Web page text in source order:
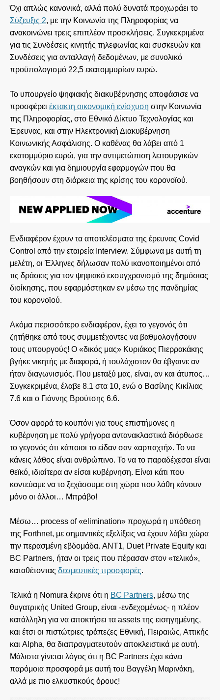
Όχι απλώς κανονικά, αλλά πολύ δυνατά προχωράει το
Σύζευξις 2, με την Κοινωνία της Πληροφορίας να
ανακοινώνει τρεις επιπλέον προσκλήσεις. Συγκεκριμένα
για τις Συνδέσεις κινητής τηλεφωνίας και συσκευών και
Συνδέσεις για ανταλλαγή δεδομένων, με συνολικό
προϋπολογισμό 22,5 εκατομμυρίων ευρώ.
Το υπουργείο ψηφιακής διακυβέρνησης αποφάσισε να
προσφέρει έκτακτη οικονομική ενίσχυση στην Κοινωνία
της Πληροφορίας, στο Εθνικό Δίκτυο Τεχνολογίας και
Έρευνας, και στην Ηλεκτρονική Διακυβέρνηση
Κοινωνικής Ασφάλισης. Ο καθένας θα λάβει από 1
εκατομμύριο ευρώ, για την αντιμετώπιση λειτουργικών
αναγκών και για δημιουργία εφαρμογών που θα
βοηθήσουν στη διάρκεια της κρίσης του κορονοϊού.
Ενδιαφέρον έχουν τα αποτελέσματα της έρευνας Covid
Control από την εταιρεία Interview. Σύμφωνα με αυτή τη
μελέτη, οι Έλληνες δήλωσαν πολύ ικανοποιημένοι από
τις δράσεις για τον ψηφιακό εκσυγχρονισμό της δημόσιας
διοίκησης, που εφαρμόστηκαν εν μέσω της πανδημίας
του κορονοϊού.
Ακόμα περισσότερο ενδιαφέρον, έχει το γεγονός ότι
ζητήθηκε από τους συμμετέχοντες να βαθμολογήσουν
τους υπουργούς! Ο «δικός μας» Κυριάκος Πιερρακάκης
βγήκε νικητής με διαφορά, ή τουλάχιστον θα έβγαινε αν
ήταν διαγωνισμός. Που μεταξύ μας, είναι, αν και άτυπος…
Συγκεκριμένα, έλαβε 8.1 στα 10, ενώ ο Βασίλης Κικίλιας
7.6 και ο Γιάννης Βρούτσης 6.6.
Όσον αφορά το κουπόνι για τους επιστήμονες η
κυβέρνηση με πολύ γρήγορα αντανακλαστικά διόρθωσε
το γεγονός ότι κάποιοι το είδαν σαν «αρπαχτή». Το να
κάνεις λάθος είναι ανθρώπινο. Το να το παραδέχεσαι είναι
θεϊκό, ιδιαίτερα αν είσαι κυβέρνηση. Είναι κάτι που
κοντεύαμε να το ξεχάσουμε στη χώρα που λάθη κάνουν
μόνο οι άλλοι… Μπράβο!
Μέσω… process of «elimination» προχωρά η υπόθεση
της Forthnet, με σημαντικές εξελίξεις να έχουν λάβει χώρα
την περασμένη εβδομάδα. ANT1, Duet Private Equity και
BC Partners, ήταν οι τρεις που πέρασαν στον «τελικό»,
καταθέτοντας δεσμευτικές προσφορές.
Τελικά η Nomura έκρινε ότι η BC Partners, μέσω της
θυγατρικής United Group, είναι -ενδεχομένως- η πλέον
κατάλληλη για να αποκτήσει τα assets της εισηγημένης,
και έτσι οι πιστώτριες τράπεζες Εθνική, Πειραιώς, Αττικής
και Alpha, θα διαπραγματευτούν αποκλειστικά με αυτή.
Μάλιστα γίνεται λόγος ότι η BC Partners έχει κάνει
παρόμοια προσφορά με αυτή του Βαγγέλη Μαρινάκη,
αλλά με πιο ελκυστικούς όρους!